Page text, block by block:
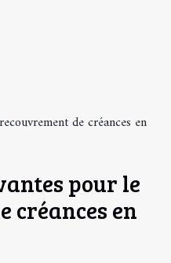
de créances en
pour le
créances en